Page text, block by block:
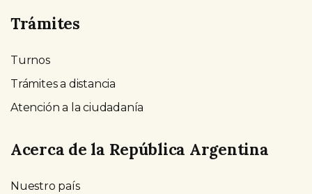
Trámites
Turnos
Trámites a distancia
Atención a la ciudadanía
Acerca de la República Argentina
Nuestro país